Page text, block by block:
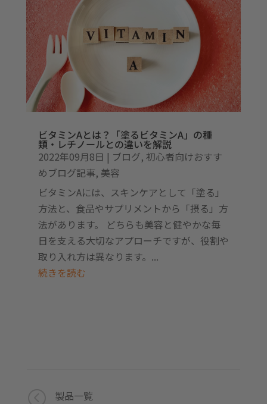
ビタミンAとは？「塗るビタミンA」の種
類・レチノールとの違いを解説
2022年09月8日 | ブログ, 初心者向けおすす
めブログ記事, 美容
ビタミンAには、スキンケアとして「塗る」
方法と、食品やサプリメントから「摂る」方
法があります。 どちらも美容と健やかな毎
日を支える大切なアプローチですが、役割や
取り入れ方は異なります。...
続きを読む
製品一覧